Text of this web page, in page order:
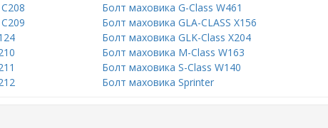
Болт маховика G-Class W461
Болт маховика GLA-CLASS X156
Болт маховика GLK-Class X204
Болт маховика M-Class W163
Болт маховика S-Class W140
Болт маховика Sprinter